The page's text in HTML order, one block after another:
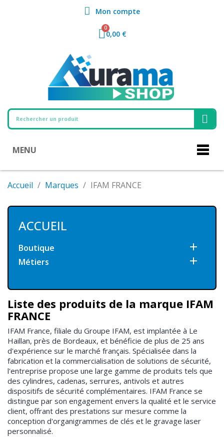
Mon compte
0,00 €
MENU
Accueil Marques IFAM FRANCE
ACCUEIL
Boutique 
Métiers 
Liste des produits de la marque IFAM
FRANCE
IFAM France, filiale du Groupe IFAM, est implantée à Le
Haillan, près de Bordeaux, et bénéficie de plus de 25 ans
d'expérience sur le marché français. Spécialisée dans la
fabrication et la commercialisation de solutions de sécurité,
l'entreprise propose une large gamme de produits tels que
des cylindres, cadenas, serrures, antivols et autres
dispositifs de sécurité complémentaires. IFAM France se
distingue par son engagement envers la qualité et le service
client, offrant des prestations sur mesure comme la
conception d'organigrammes de clés et le gravage laser
personnalisé.